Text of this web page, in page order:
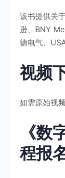
该书提供关
逊、BNY
德电气、
视频
如需原始视
《数
程报